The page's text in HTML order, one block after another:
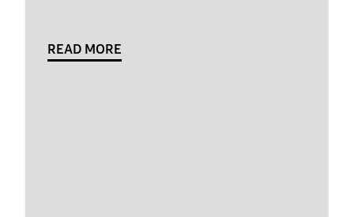
READ MORE